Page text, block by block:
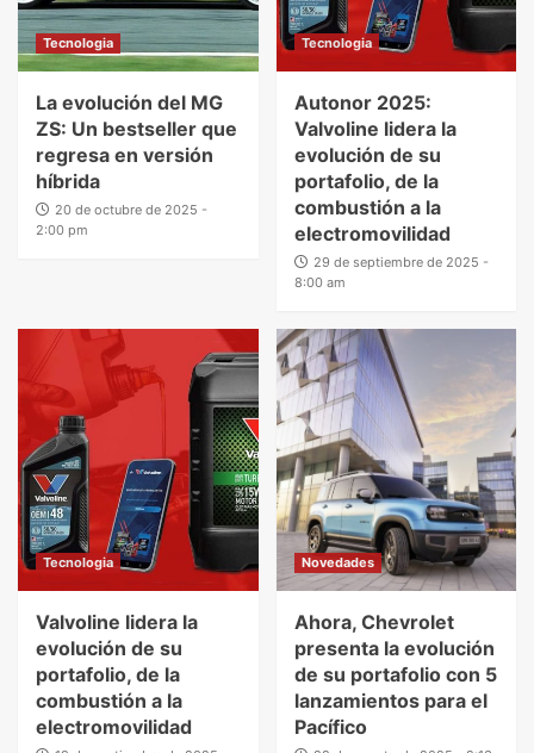
Tecnologia
La evolución del MG
ZS: Un bestseller que
regresa en versión
híbrida
20 de octubre de 2025 -
2:00 pm
Tecnologia
Autonor 2025:
Valvoline lidera la
evolución de su
portafolio, de la
combustión a la
electromovilidad
29 de septiembre de 2025 -
8:00 am
Tecnologia
Valvoline lidera la
evolución de su
portafolio, de la
combustión a la
electromovilidad
Novedades
Ahora, Chevrolet
presenta la evolución
de su portafolio con 5
lanzamientos para el
Pacífico